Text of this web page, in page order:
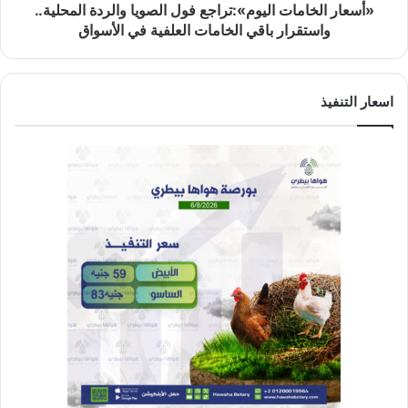
«أسعار الخامات اليوم»:تراجع فول الصويا والردة المحلية..
واستقرار باقي الخامات العلفية في الأسواق
اسعار التنفيذ